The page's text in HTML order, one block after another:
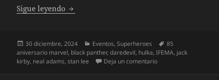
Sigue leyendo Marvel: Universe of Super Heroes
Publicado
el
30 diciembre, 2024 Categorías
Eventos,Superheroes Etiquetas
85
aniversario marvel, black panther,daredevil, hulka,IFEMA, jack
kirby, neal adams,stan lee Deja un comentarioen Marvel: Universe